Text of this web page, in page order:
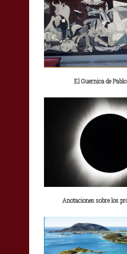
El Guernica de
Anotaciones sobre los